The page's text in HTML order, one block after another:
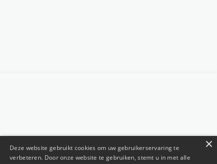
×
Deze website gebruikt cookies om uw gebruikerservaring te
verbeteren. Door onze website te gebruiken, stemt u in met alle